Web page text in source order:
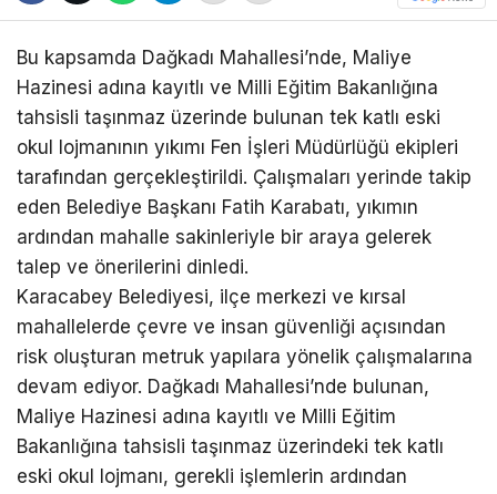
Bu kapsamda Dağkadı Mahallesi’nde, Maliye
Hazinesi adına kayıtlı ve Milli Eğitim Bakanlığına
tahsisli taşınmaz üzerinde bulunan tek katlı eski
okul lojmanının yıkımı Fen İşleri Müdürlüğü ekipleri
tarafından gerçekleştirildi. Çalışmaları yerinde takip
eden Belediye Başkanı Fatih Karabatı, yıkımın
ardından mahalle sakinleriyle bir araya gelerek
talep ve önerilerini dinledi.
Karacabey Belediyesi, ilçe merkezi ve kırsal
mahallelerde çevre ve insan güvenliği açısından
risk oluşturan metruk yapılara yönelik çalışmalarına
devam ediyor. Dağkadı Mahallesi’nde bulunan,
Maliye Hazinesi adına kayıtlı ve Milli Eğitim
Bakanlığına tahsisli taşınmaz üzerindeki tek katlı
eski okul lojmanı, gerekli işlemlerin ardından